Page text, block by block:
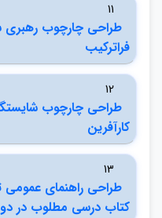
11
طراحي چارچوب رهبري
فراتركيب
12
طراحي چارچوب
كارآفرين
13
طراحي راهنماي عمومي
كتاب درسي مطلوب در